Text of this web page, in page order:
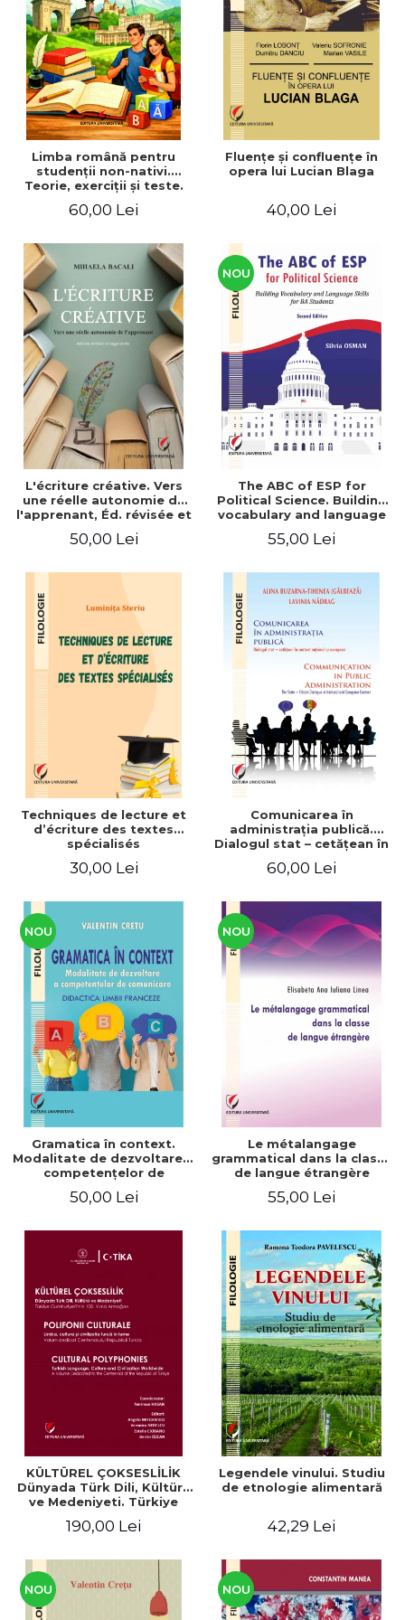
ADMINISTRATIVE
ȘTIINȚE ECONOMICE
ȘTIINȚE EXACTE
EDUCAȚIE FIZICĂ ȘI SPORT
PREUNIVERSITARIA
TIMP LIBER
ÎN CURS DE APARIȚIE
NOUTĂȚI
PACHETE DE STUDIU
ULTIMELE EXEMPLARE
Cum Cumpăr
Livrare
Politica de Retur
Formular de Retur
Distribuitori
Limba română pentru
studenţii non-nativi.
Teorie, exerciţii şi teste.
60,00 Lei
Fluenţe şi confluenţe în
opera lui Lucian Blaga
40,00 Lei
L'écriture créative. Vers
une réelle autonomie de
l'apprenant, Éd. révisée et
50,00 Lei
NOU
The ABC of ESP for
Political Science. Building
vocabulary and language
55,00 Lei
Techniques de lecture et
d’écriture des textes
spécialisés
30,00 Lei
Comunicarea în
administraţia publică.
Dialogul stat – cetăţean în
european / Communication
The state-citizen dialogue
in national and European
context
60,00 Lei
NOU
Gramatica în context.
Modalitate de dezvoltare a
competenţelor de
limbii franceze
50,00 Lei
NOU
Le métalangage
grammatical dans la classe
de langue étrangère
55,00 Lei
KÜLTÜREL ÇOKSESLİLİK
Dünyada Türk Dili, Kültürü
ve Medeniyeti. Türkiye
Armağan/ POLIFONII
și civilizația turcă în lume.
Centenarului
190,00 Lei
Legendele vinului. Studiu
de etnologie alimentară
42,29 Lei
NOU NOU